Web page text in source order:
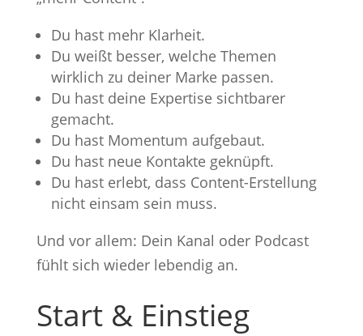
Du hast mehr Klarheit.
Du weißt besser, welche Themen
wirklich zu deiner Marke passen.
Du hast deine Expertise sichtbarer
gemacht.
Du hast Momentum aufgebaut.
Du hast neue Kontakte geknüpft.
Du hast erlebt, dass Content-Erstellung
nicht einsam sein muss.
Und vor allem: Dein Kanal oder Podcast
fühlt sich wieder lebendig an.
Start & Einstieg